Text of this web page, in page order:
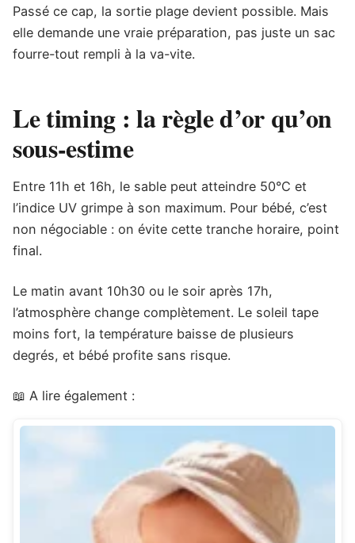
Passé ce cap, la sortie plage devient possible. Mais
elle demande une vraie préparation, pas juste un sac
fourre-tout rempli à la va-vite.
Le timing : la règle d’or qu’on
sous-estime
Entre 11h et 16h, le sable peut atteindre 50°C et
l’indice UV grimpe à son maximum. Pour bébé, c’est
non négociable : on évite cette tranche horaire, point
final.
Le matin avant 10h30 ou le soir après 17h,
l’atmosphère change complètement. Le soleil tape
moins fort, la température baisse de plusieurs
degrés, et bébé profite sans risque.
📖 A lire également :